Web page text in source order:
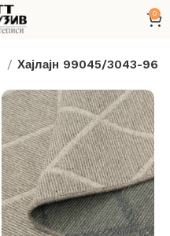
0
Хајлајн 99045/3043-96